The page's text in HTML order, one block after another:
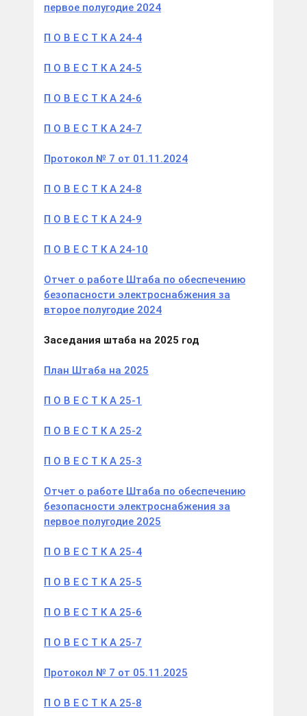
первое полугодие 2024
П О В Е С Т К А 24-4
П О В Е С Т К А 24-5
П О В Е С Т К А 24-6
П О В Е С Т К А 24-7
Протокол № 7 от 01.11.2024
П О В Е С Т К А 24-8
П О В Е С Т К А 24-9
П О В Е С Т К А 24-10
Отчет о работе Штаба по обеспечению
безопасности электроснабжения за
второе полугодие 2024
Заседания штаба на 2025 год
План Штаба на 2025
П О В Е С Т К А 25-1
П О В Е С Т К А 25-2
П О В Е С Т К А 25-3
Отчет о работе Штаба по обеспечению
безопасности электроснабжения за
первое полугодие 2025
П О В Е С Т К А 25-4
П О В Е С Т К А 25-5
П О В Е С Т К А 25-6
П О В Е С Т К А 25-7
Протокол № 7 от 05.11.2025
П О В Е С Т К А 25-8